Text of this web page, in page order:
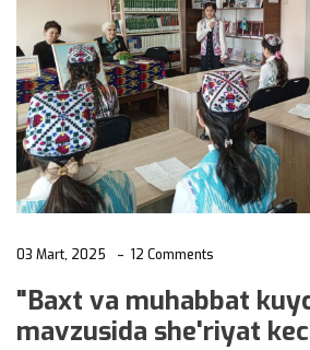
03 Mart, 2025 12 Comments
"Baxt va muhabbat
mavzusida she'riyat